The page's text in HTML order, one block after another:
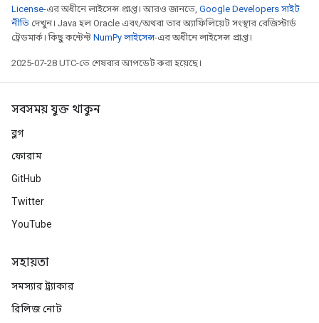
License-এর অধীনে লাইসেন্স প্রাপ্ত। আরও জানতে, Google Developers সাইট
নীতি দেখুন। Java হল Oracle এবং/অথবা তার অ্যাফিলিয়েট সংস্থার রেজিস্টার্ড
ট্রেডমার্ক। কিছু কন্টেন্ট NumPy লাইসেন্স-এর অধীনে লাইসেন্স প্রাপ্ত।
2025-07-28 UTC-তে শেষবার আপডেট করা হয়েছে।
সবসময় যুক্ত থাকুন
ব্লগ
ফোরাম
GitHub
Twitter
YouTube
সহায়তা
সমস্যার ট্র্যাকার
রিলিজ নোট